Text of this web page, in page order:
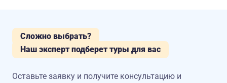
Сложно выбрать?
Наш эксперт подберет туры для вас
Оставьте заявку и получите консультацию и